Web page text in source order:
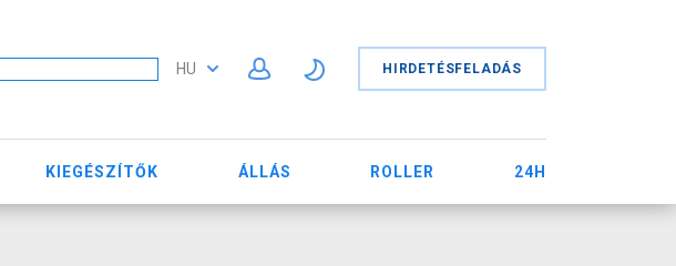
HU HIRDETÉSFELADÁS
KIEGÉSZÍTŐK ÁLLÁS ROLLER 24H